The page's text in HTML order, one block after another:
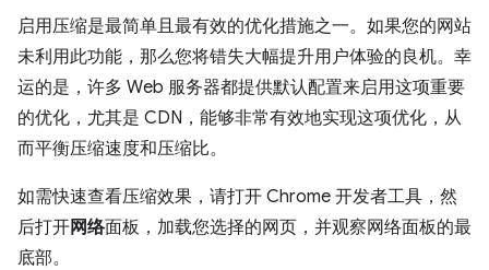
启用压缩是最简单且最有效的优化措施之一。如果您的网站
未利用此功能，那么您将错失大幅提升用户体验的良机。幸
运的是，许多 Web 服务器都提供默认配置来启用这项重要
的优化，尤其是 CDN，能够非常有效地实现这项优化，从
而平衡压缩速度和压缩比。
如需快速查看压缩效果，请打开 Chrome 开发者工具，然
后打开网络面板，加载您选择的网页，并观察网络面板的最
底部。